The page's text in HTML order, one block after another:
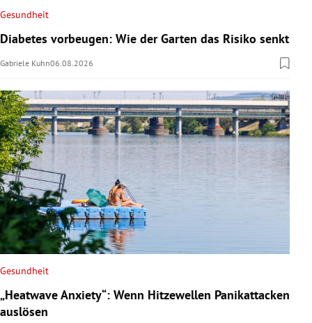
Gesundheit
Diabetes vorbeugen: Wie der Garten das Risiko senkt
Gabriele Kuhn06.08.2026
Gesundheit
„Heatwave Anxiety“: Wenn Hitzewellen Panikattacken
auslösen